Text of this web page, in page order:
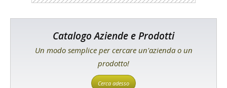
Catalogo Aziende e Prodotti
Un modo semplice per cercare un'azienda o un
prodotto!
Cerca adesso